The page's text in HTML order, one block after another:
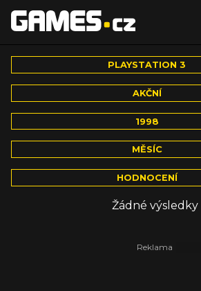
PLAYSTATION 3
AKČNÍ
1998
MĚSÍC
HODNOCENÍ
Žádné výsledky